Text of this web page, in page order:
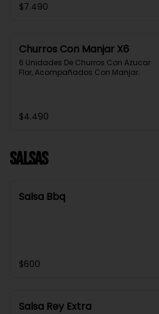
$7.490
Churros Con Manjar X6
6 Unidades De Churros Con Azucar
Flor, Acompañados Con Manjar.
$4.490
Salsas
Salsa Bbq
$600
Salsa Rey Extra